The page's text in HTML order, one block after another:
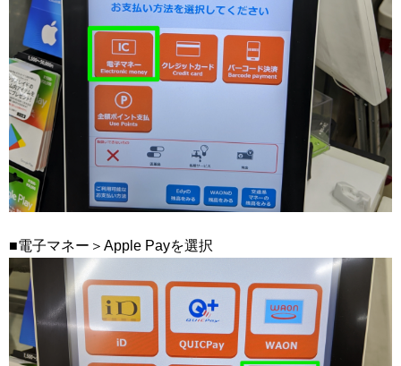
■電子マネー＞Apple Payを選択